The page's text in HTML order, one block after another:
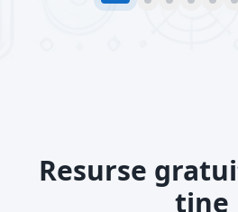
Resurse
tine